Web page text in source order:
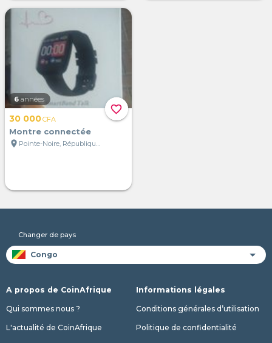
favorite_border
6 années
30 000CFA
Montre connectée
location_on
Pointe-Noire, République du Congo
Changer de pays
A propos de CoinAfrique
Qui sommes nous ?
L'actualité de CoinAfrique
Informations légales
Conditions générales d’utilisation
Politique de confidentialité